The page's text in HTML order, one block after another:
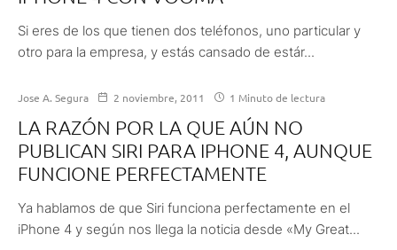
Si eres de los que tienen dos teléfonos, uno particular y
otro para la empresa, y estás cansado de estár...
Jose A. Segura 2 noviembre, 2011 1 Minuto de lectura
LA RAZÓN POR LA QUE AÚN NO
PUBLICAN SIRI PARA IPHONE 4, AUNQUE
FUNCIONE PERFECTAMENTE
Ya hablamos de que Siri funciona perfectamente en el
iPhone 4 y según nos llega la noticia desde «My Great...